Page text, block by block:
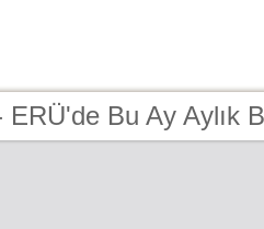
ERÜ'de Bu Ay Aylık